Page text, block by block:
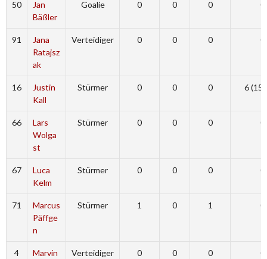
50
Jan
Bäßler
Goalie 0 0 0 0
91
Jana
Ratajsz
ak
Verteidiger 0 0 0 0
16
Justin
Kall
Stürmer 0 0 0 6
66
Lars
Wolga
st
Stürmer 0 0 0 0
67
Luca
Kelm
Stürmer 0 0 0 0
71
Marcus
Päffge
n
Stürmer 1 0 1 0
4
Marvin
Verteidiger 0 0 0 0